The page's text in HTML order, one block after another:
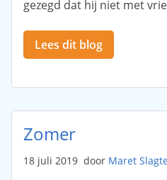
gezegd dat hij niet met
Lees dit blog
Zomer
18 juli 2019 door Maret